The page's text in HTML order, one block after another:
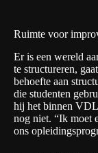
Ruimte voor
Er is een wereld
te structureren,
behoefte aan
die studenten
hij het binnen
nog niet. “Ik moet
ons